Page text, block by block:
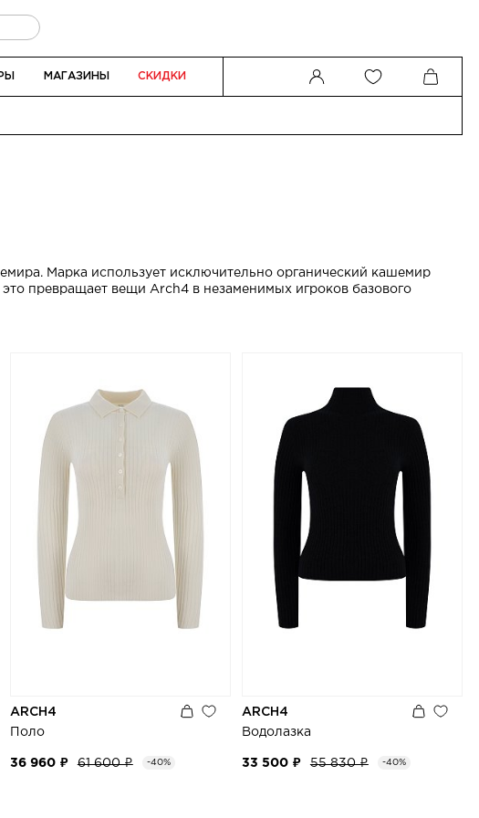
МАГАЗИНЫ СКИДКИ
Марка использует исключительно органический кашемир
превращает вещи Arch4 в незаменимых игроков базового
ARCH4
Поло
36 960 ₽ 61 600 ₽ -40%
ARCH4
Водолазка
33 500 ₽ 55 830 ₽ -40%